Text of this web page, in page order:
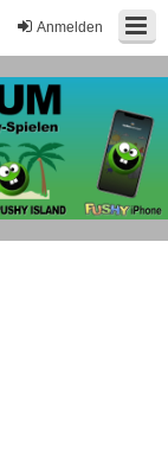
Anmelden